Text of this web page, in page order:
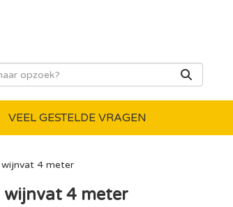
VEEL GESTELDE VRAGEN
4 meter
wijnvat 4 meter